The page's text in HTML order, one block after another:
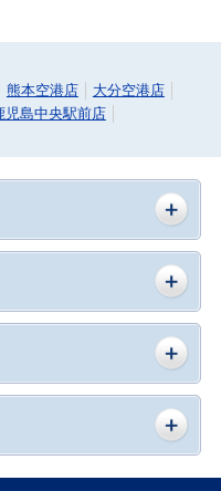
熊本空港店
大分空港店
児島中央駅前店